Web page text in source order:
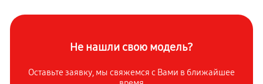
Не нашли свою модель?
Оставьте заявку, мы свяжемся с Вами в ближайшее